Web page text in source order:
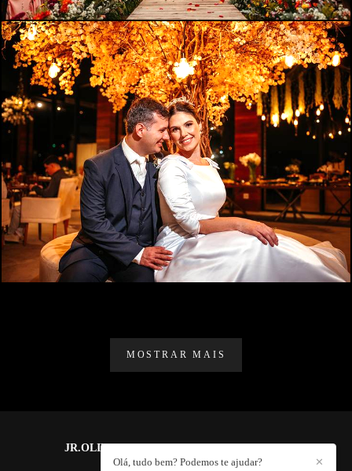
1275
MOSTRAR MAIS
JR.OLIVEIRA PHOTOGRAPHY/CONTATO
✕
Olá, tudo bem? Podemos te ajudar?